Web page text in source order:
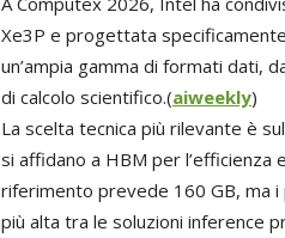
Xe3P e progettata
un’ampia gamma di formati dati,
di calcolo scientifico.(aiweekly)
La scelta tecnica più rilevante è
si affidano a HBM per l’efficienza
riferimento prevede 160 GB, ma
più alta tra le soluzioni inference